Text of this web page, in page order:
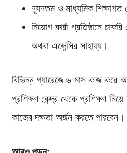
ন্যূনতম ও মাধ্যমিক শিক্ষাগত
নিয়োগ কারী প্রতিষ্ঠানে
অথবা এজেন্সির সাহায্য।
বিভিন্ন গ্যারেজে ৬ মাস কাজ করে
প্রশিক্ষণ কেন্দ্র থেকে প্রশিক্ষণ
কাজের দক্ষতা অর্জন করতে পারবেন।